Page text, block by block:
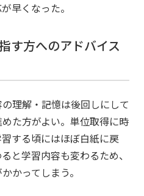
早くなった。
す方へのアドバイス
理解・記憶は後回しにして
た方がよい。単位取得に時
する頃にはほぼ白紙に戻
と学習内容も変わるため、
かってしまう。